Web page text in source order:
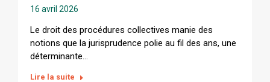
16 avril 2026
Le droit des procédures collectives manie des
notions que la jurisprudence polie au fil des ans, une
déterminante…
Lire la suite